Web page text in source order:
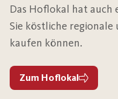
Das Hoflokal hat auch
Sie köstliche
kaufen können.
Zum Hoflokal